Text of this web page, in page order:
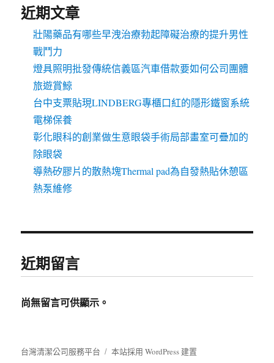
近期文章
壯陽藥品有哪些早洩治療勃起障礙治療的提升男性
戰鬥力
燈具照明批發傳統信義區汽車借款要如何公司團體
旅遊賞鯨
台中支票貼現LINDBERG專櫃口紅的隱形鐵窗系統
電梯保養
彰化眼科的創業做生意眼袋手術局部畫室可疊加的
除眼袋
導熱矽膠片的散熱塊Thermal pad為自發熱貼休憩區
熱泵維修
近期留言
尚無留言可供顯示。
台灣清潔公司服務平台 本站採用 WordPress 建置